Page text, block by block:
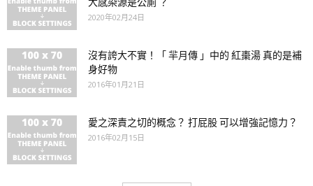
大感染源是公廁 ？
2020年02月24日
沒有誇大不實！「 羋月傳 」中的 紅棗湯 真的是補
身好物
2016年01月21日
愛之深責之切的概念？ 打屁股 可以增強記憶力？
2016年02月15日